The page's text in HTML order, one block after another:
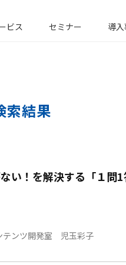
ビス セミナー 導
索結果
い！を解決する「１問
テンツ開発室 児玉彩子